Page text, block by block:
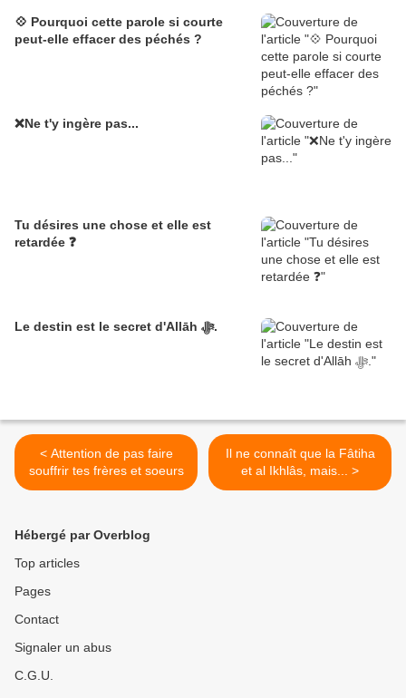
💠 Pourquoi cette parole si courte
peut-elle effacer des péchés ?
❌Ne t'y ingère pas...
Tu désires une chose et elle est
retardée ❓
Le destin est le secret d'Allāh ﷻ.
< Attention de pas faire
souffrir tes frères et soeurs
Il ne connaît que la Fâtiha
et al Ikhlâs, mais... >
Hébergé par Overblog
Top articles
Pages
Contact
Signaler un abus
C.G.U.